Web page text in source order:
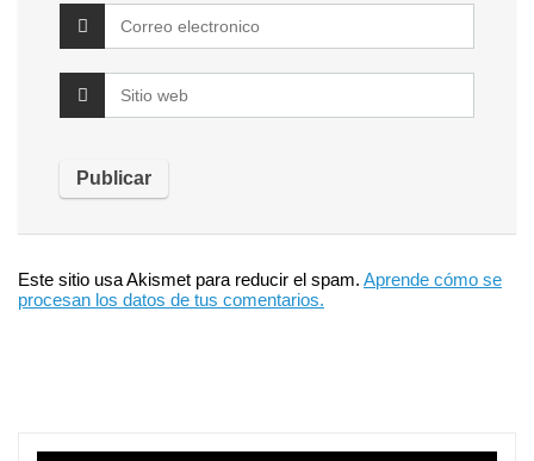
Este sitio usa Akismet para reducir el spam. Aprende cómo se
procesan los datos de tus comentarios.